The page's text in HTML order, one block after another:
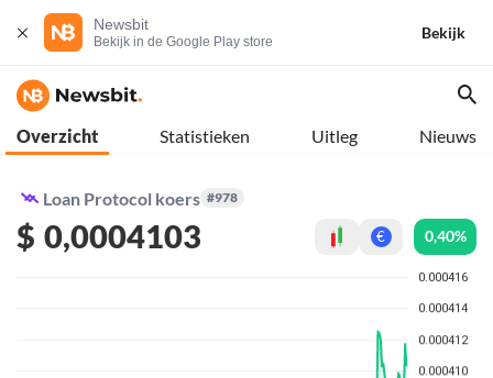
Newsbit
Bekijk in de Google Play store
Bekijk
Overzicht Statistieken Uitleg Nieuws
Loan Protocol koers #978
$ 0,0004103 € 0,40%